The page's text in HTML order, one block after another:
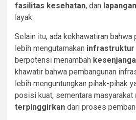
fasilitas kesehatan, dan
layak.
Selain itu, ada kekhawatiran bahwa
lebih mengutamakan
berpotensi menambah
khawatir bahwa pembangunan
lebih menguntungkan pihak-pihak
posisi kuat, sementara masyarakat
terpinggirkan dari proses